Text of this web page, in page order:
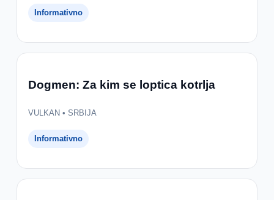
Informativno
Dogmen: Za kim se loptica kotrlja
VULKAN • SRBIJA
Informativno